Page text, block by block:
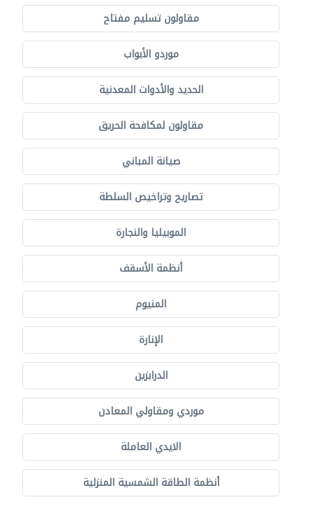
مقاولون تسليم مفتاح
موردو الأبواب
الحديد والأدوات المعدنية
مقاولون لمكافحة الحريق
صيانة المباني
تصاريح وتراخيص السلطة
الموبيليا والنجارة
أنظمة الأسقف
المنيوم
الإنارة
الدرابزين
موردي ومقاولي المعادن
الايدي العاملة
أنظمة الطاقة الشمسية المنزلية